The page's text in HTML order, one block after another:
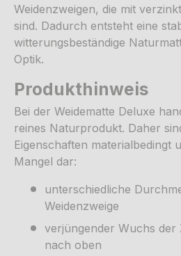
Weidenzweigen, die mit
sind. Dadurch entsteht eine
witterungsbeständige
Optik.
Produkthinweis
Bei der Weidematte Deluxe
reines Naturprodukt. Daher
Eigenschaften materialbedingt
Mangel dar:
unterschiedliche
Weidenzweige
verjüngender Wuchs der
nach oben